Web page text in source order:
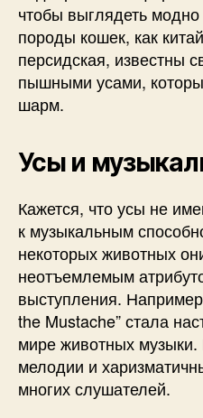
чтобы выглядеть
породы кошек, как
персидская, известны
пышными усами,
шарм.
Усы и
Кажется, что усы не
к музыкальным
некоторых животных
неотъемлемым
выступления.
the Mustache” стала
мире животных
мелодии и
многих слушателей.